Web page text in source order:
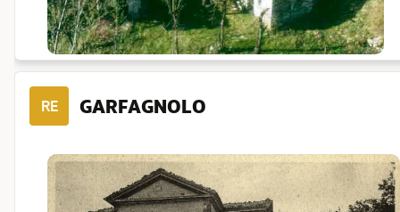
RE GARFAGNOLO